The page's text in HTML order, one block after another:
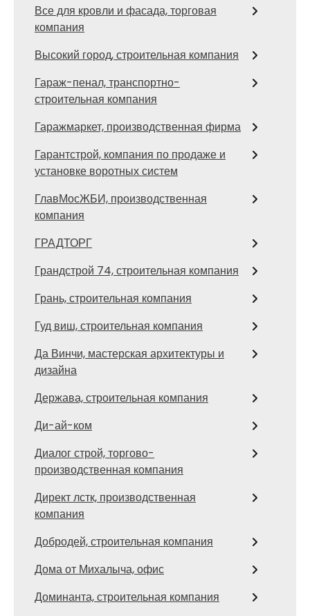
Все для кровли и фасада, торговая
компания
Высокий город, строительная компания
Гараж-пенал, транспортно-
строительная компания
Гаражмаркет, производственная фирма
Гарантстрой, компания по продаже и
установке воротных систем
ГлавМосЖБИ, производственная
компания
ГРАДТОРГ
Грандстрой 74, строительная компания
Грань, строительная компания
Гуд виш, строительная компания
Да Винчи, мастерская архитектуры и
дизайна
Держава, строительная компания
Ди-ай-ком
Диалог строй, торгово-
производственная компания
Директ лстк, производственная
компания
Добродей, строительная компания
Дома от Михалыча, офис
Доминанта, строительная компания